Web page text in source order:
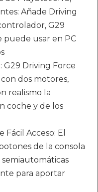
Añade Driving
G29
puede usar en PC
G29 Driving Force
dos motores,
realismo la
coche y de los
Acceso: El
de la consola
semiautomáticas
para aportar